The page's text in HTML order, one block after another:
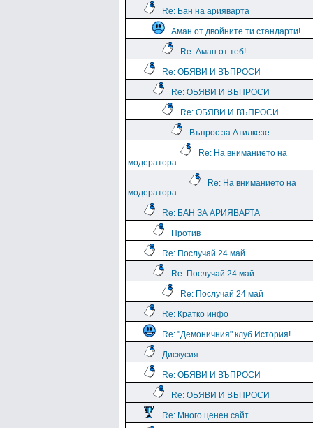
Re: Бан на арияварта
Аман от двойните ти стандарти!
Re: Аман от теб!
Re: ОБЯВИ И ВЪПРОСИ
Re: ОБЯВИ И ВЪПРОСИ
Re: ОБЯВИ И ВЪПРОСИ
Въпрос за Атилкезе
Re: На вниманието на
модератора
Re: На вниманието на
модератора
Re: БАН ЗА АРИЯВАРТА
Против
Re: Послучай 24 май
Re: Послучай 24 май
Re: Послучай 24 май
Re: Кратко инфо
Re: "Демоничния" клуб История!
Дискусия
Re: ОБЯВИ И ВЪПРОСИ
Re: ОБЯВИ И ВЪПРОСИ
Re: Много ценен сайт